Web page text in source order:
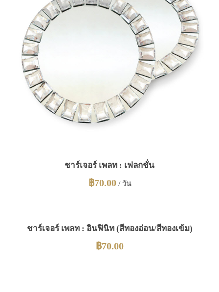
ชาร์เจอร์ เพลท : เฟลกชั่น
฿70.00/ วัน
ชาร์เจอร์ เพลท : อินฟินิท (สีทองอ่อน/สีทองเข้ม)
฿70.00